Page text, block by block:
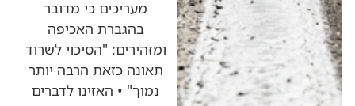
מעריכים כי מדובר
בהגברת האכיפה
ומזהירים: "הסיכוי לשרוד
תאונה כזאת הרבה יותר
נמוך" • האזינו לדברים